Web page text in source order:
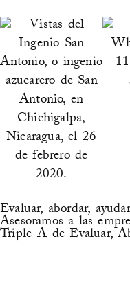
Evaluar, abordar, ayudar
Asesoramos a las
Triple-A de Evaluar,